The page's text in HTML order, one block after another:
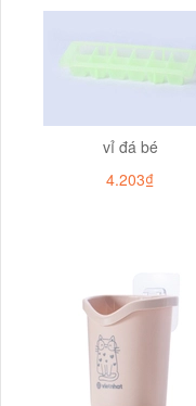
vỉ đá bé
4.203₫